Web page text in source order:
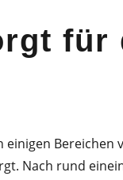
für
einigen
Nach rund